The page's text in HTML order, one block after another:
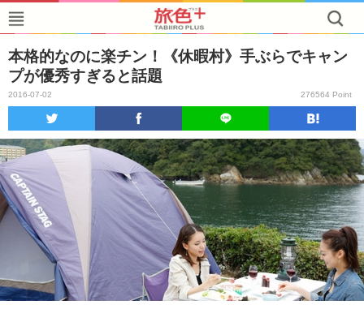
本格的なのに楽チン！《休暇村》手ぶらでキャン
プが優秀すぎると話題
2016-07-02 276564 Point